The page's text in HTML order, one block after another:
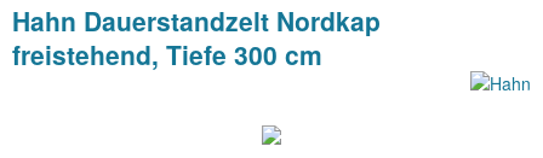
Hahn Dauerstandzelt Nordkap
freistehend, Tiefe 300 cm